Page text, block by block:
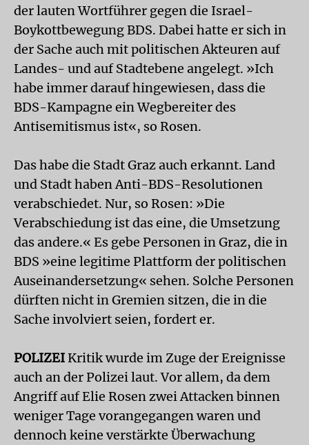
der lauten Wortführer gegen die Israel-
Boykottbewegung BDS. Dabei hatte er sich in
der Sache auch mit politischen Akteuren auf
Landes- und auf Stadtebene angelegt. »Ich
habe immer darauf hingewiesen, dass die
BDS-Kampagne ein Wegbereiter des
Antisemitismus ist«, so Rosen.
Das habe die Stadt Graz auch erkannt. Land
und Stadt haben Anti-BDS-Resolutionen
verabschiedet. Nur, so Rosen: »Die
Verabschiedung ist das eine, die Umsetzung
das andere.« Es gebe Personen in Graz, die in
BDS »eine legitime Plattform der politischen
Auseinandersetzung« sehen. Solche Personen
dürften nicht in Gremien sitzen, die in die
Sache involviert seien, fordert er.
POLIZEIKritik wurde im Zuge der Ereignisse
auch an der Polizei laut. Vor allem, da dem
Angriff auf Elie Rosen zwei Attacken binnen
weniger Tage vorangegangen waren und
dennoch keine verstärkte Überwachung